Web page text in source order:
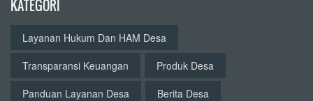
KATEGORI
Layanan Hukum Dan HAM Desa
Transparansi Keuangan
Produk Desa
Panduan Layanan Desa
Berita Desa